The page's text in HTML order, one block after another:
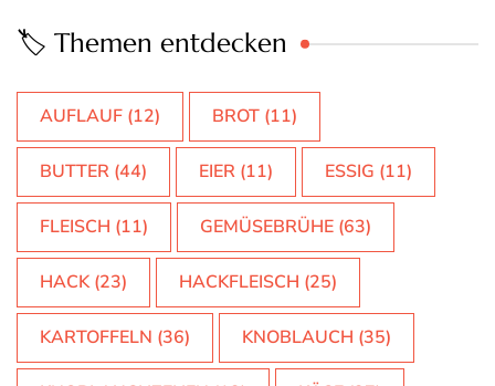
🏷️ Themen entdecken
AUFLAUF (12) BROT (11)
BUTTER (44) EIER (11) ESSIG (11)
FLEISCH (11) GEMÜSEBRÜHE (63)
HACK(23) HACKFLEISCH (25)
KARTOFFELN (36) KNOBLAUCH (35)